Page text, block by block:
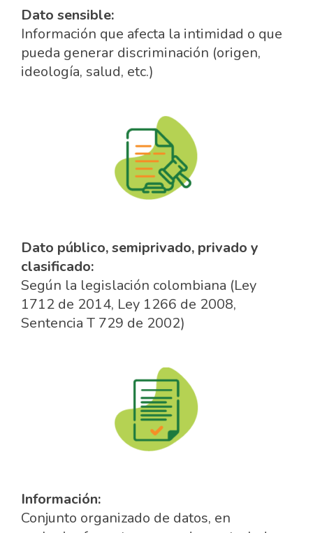
Dato sensible:
Información que afecta la intimidad o que
pueda generar discriminación (origen,
ideología, salud, etc.)
Dato público, semiprivado, privado y
clasificado:
Según la legislación colombiana (Ley
1712 de 2014, Ley 1266 de 2008,
Sentencia T 729 de 2002)
Información:
Conjunto organizado de datos, en